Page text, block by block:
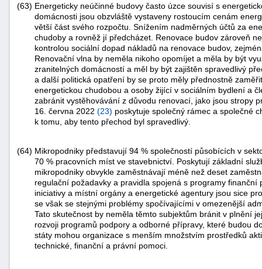
(63) Energeticky neúčinné budovy často úzce souvisí s
domácnosti jsou obzvláště vystaveny rostoucím cenám
větší část svého rozpočtu. Snížením nadměrných účtů za
chudoby a rovněž jí předcházet. Renovace budov zároveň
kontrolou sociální dopad nákladů na renovace budov,
Renovační vlna by neměla nikoho opomíjet a měla by být
zranitelných domácností a měl by být zajištěn spravedlivý
a další politická opatření by se proto měly přednostně
energetickou chudobou a osoby žijící v sociálním bydlení a
zabránit vystěhovávání z důvodu renovací, jako jsou stropy
16. června 2022 (23) poskytuje společný rámec a společné
k tomu, aby tento přechod byl spravedlivý.
(64) Mikropodniky představují 94 % společností působících v
70 % pracovních míst ve stavebnictví. Poskytují základní
mikropodniky obvykle zaměstnávají méně než deset
regulační požadavky a pravidla spojená s programy
iniciativy a místní orgány a energetické agentury jsou sice
se však se stejnými problémy spočívajícími v omezenější
Tato skutečnost by neměla těmto subjektům bránit v plnění
rozvoji programů podpory a odborné přípravy, které budou
státy mohou organizace s menším množstvím prostředků
technické, finanční a právní pomoci.